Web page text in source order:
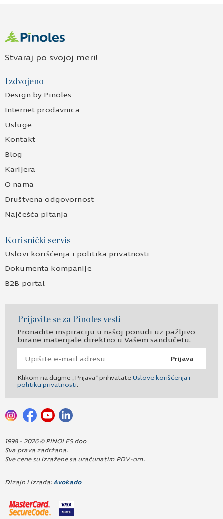
Stvaraj po svojoj meri!
Izdvojeno
Design by Pinoles
Internet prodavnica
Usluge
Kontakt
Blog
Karijera
O nama
Društvena odgovornost
Najčešća pitanja
Korisnički servis
Uslovi korišćenja i politika privatnosti
Dokumenta kompanije
B2B portal
Prijavite se za Pinoles vesti
Pronađite inspiraciju u našoj ponudi uz pažljivo
birane materijale direktno u Vašem sandučetu.
Prijava
Klikom na dugme „Prijava“ prihvatate Uslove korišćenja i
politiku privatnosti.
1998 - 2026 © PINOLES doo
Sva prava zadržana.
Sve cene su izražene sa uračunatim PDV-om.
Dizajn i izrada:Avokado